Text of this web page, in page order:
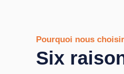
Pourquoi nous
Six